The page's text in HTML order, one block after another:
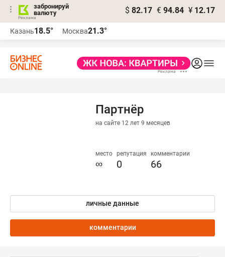
забронируй
валюту
$ 82.17 € 94.84 ¥ 12.17
Казань18.5° Москва21.3°
Партнёр
на сайте 12 лет 9 месяцев
место
∞
репутация
0
комментарии
66
личные данные
комментарии